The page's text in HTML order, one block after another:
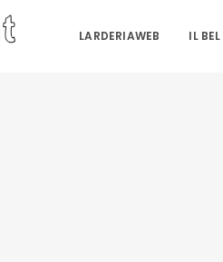
LARDERIAWEB IL